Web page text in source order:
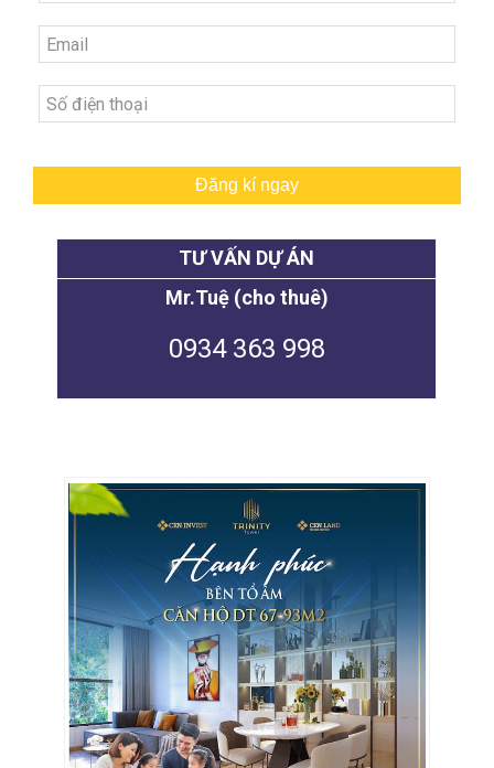
Đăng kí ngay
TƯ VẤN DỰ ÁN
Mr.Tuệ (cho thuê)
0934 363 998